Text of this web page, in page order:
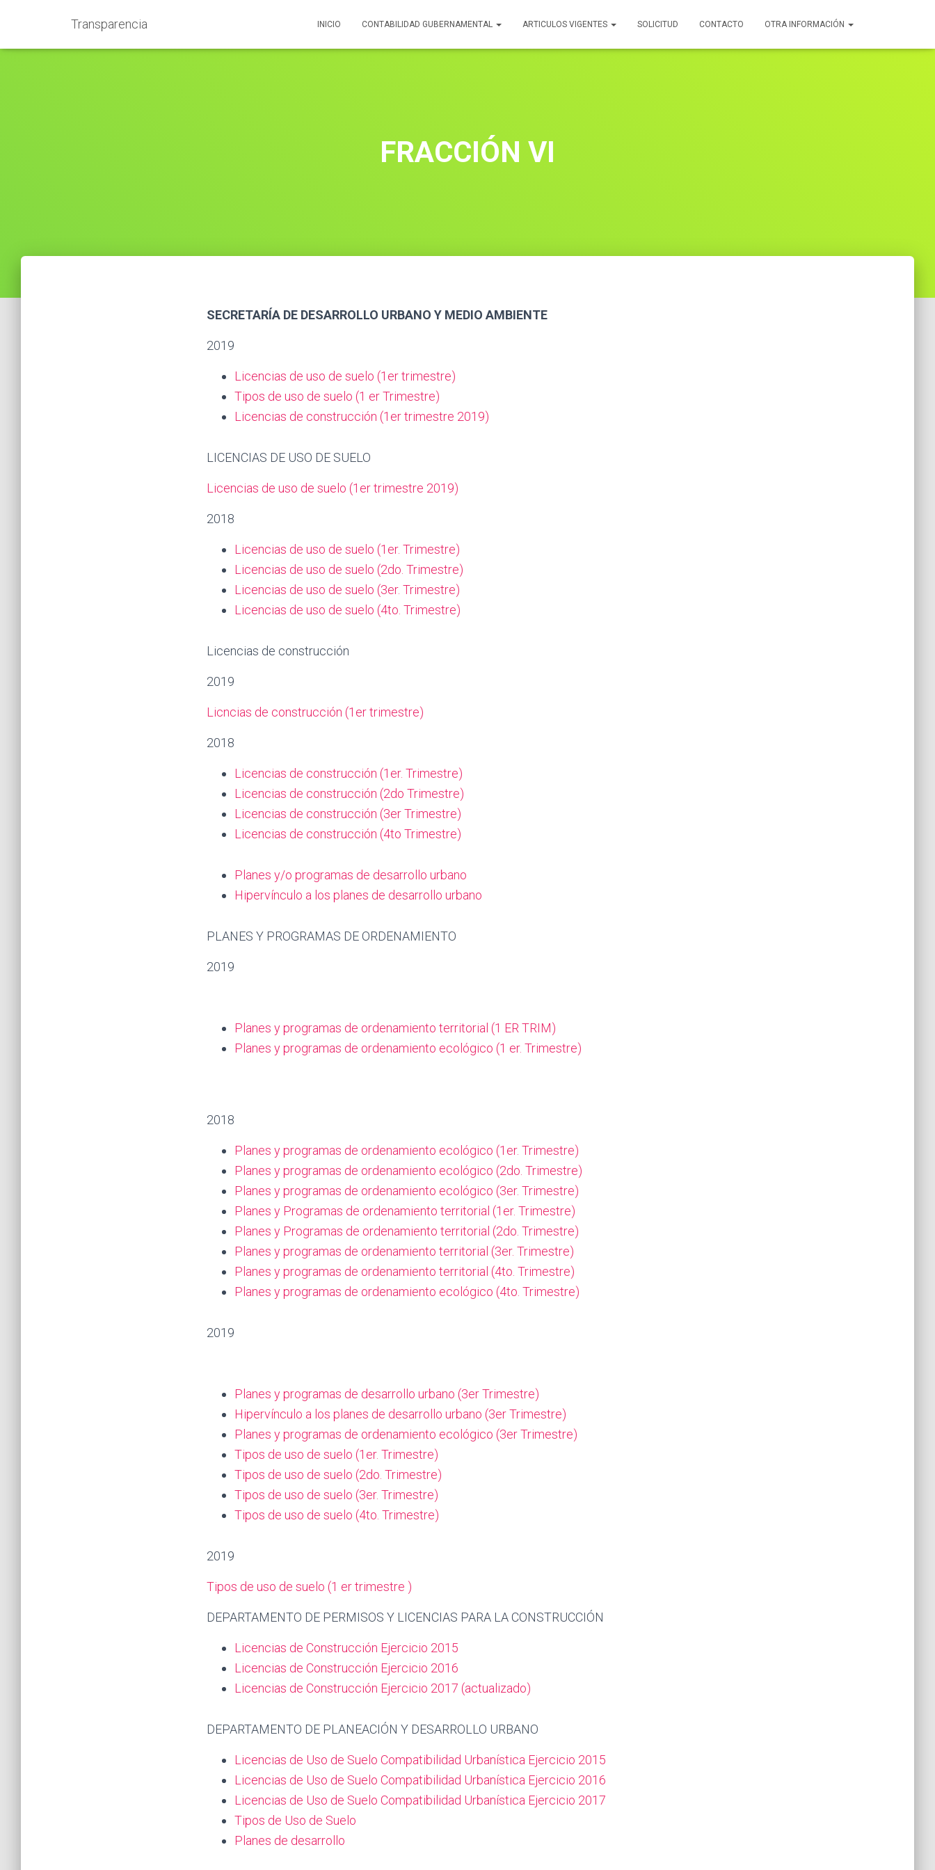
Transparencia INICIO CONTABILIDAD GUBERNAMENTAL ARTICULOS VIGENTES SOLICITUD CONTACTO OTRA INFORMACIÓN
FRACCIÓN VI
SECRETARÍA DE DESARROLLO URBANO Y MEDIO AMBIENTE
2019
Licencias de uso de suelo (1er trimestre)
Tipos de uso de suelo (1 er Trimestre)
Licencias de construcción (1er trimestre 2019)
LICENCIAS DE USO DE SUELO
Licencias de uso de suelo (1er trimestre 2019)
2018
Licencias de uso de suelo (1er. Trimestre)
Licencias de uso de suelo (2do. Trimestre)
Licencias de uso de suelo (3er. Trimestre)
Licencias de uso de suelo (4to. Trimestre)
Licencias de construcción
2019
Licncias de construcción (1er trimestre)
2018
Licencias de construcción (1er. Trimestre)
Licencias de construcción (2do Trimestre)
Licencias de construcción (3er Trimestre)
Licencias de construcción (4to Trimestre)
Planes y/o programas de desarrollo urbano
Hipervínculo a los planes de desarrollo urbano
PLANES Y PROGRAMAS DE ORDENAMIENTO
2019
Planes y programas de ordenamiento territorial (1 ER TRIM)
Planes y programas de ordenamiento ecológico (1 er. Trimestre)
2018
Planes y programas de ordenamiento ecológico (1er. Trimestre)
Planes y programas de ordenamiento ecológico (2do. Trimestre)
Planes y programas de ordenamiento ecológico (3er. Trimestre)
Planes y Programas de ordenamiento territorial (1er. Trimestre)
Planes y Programas de ordenamiento territorial (2do. Trimestre)
Planes y programas de ordenamiento territorial (3er. Trimestre)
Planes y programas de ordenamiento territorial (4to. Trimestre)
Planes y programas de ordenamiento ecológico (4to. Trimestre)
2019
Planes y programas de desarrollo urbano (3er Trimestre)
Hipervínculo a los planes de desarrollo urbano (3er Trimestre)
Planes y programas de ordenamiento ecológico (3er Trimestre)
Tipos de uso de suelo (1er. Trimestre)
Tipos de uso de suelo (2do. Trimestre)
Tipos de uso de suelo (3er. Trimestre)
Tipos de uso de suelo (4to. Trimestre)
2019
Tipos de uso de suelo (1 er trimestre )
DEPARTAMENTO DE PERMISOS Y LICENCIAS PARA LA CONSTRUCCIÓN
Licencias de Construcción Ejercicio 2015
Licencias de Construcción Ejercicio 2016
Licencias de Construcción Ejercicio 2017 (actualizado)
DEPARTAMENTO DE PLANEACIÓN Y DESARROLLO URBANO
Licencias de Uso de Suelo Compatibilidad Urbanística Ejercicio 2015
Licencias de Uso de Suelo Compatibilidad Urbanística Ejercicio 2016
Licencias de Uso de Suelo Compatibilidad Urbanística Ejercicio 2017
Tipos de Uso de Suelo
Planes de desarrollo